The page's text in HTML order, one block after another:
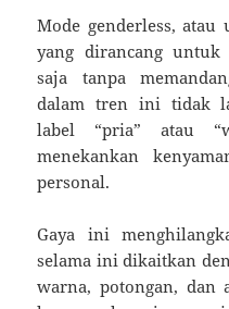
Mode genderless, atau
yang dirancang
saja tanpa
dalam tren ini tidak
label “pria” atau
menekankan
personal.
Gaya ini
selama ini dikaitkan
warna, potongan, dan